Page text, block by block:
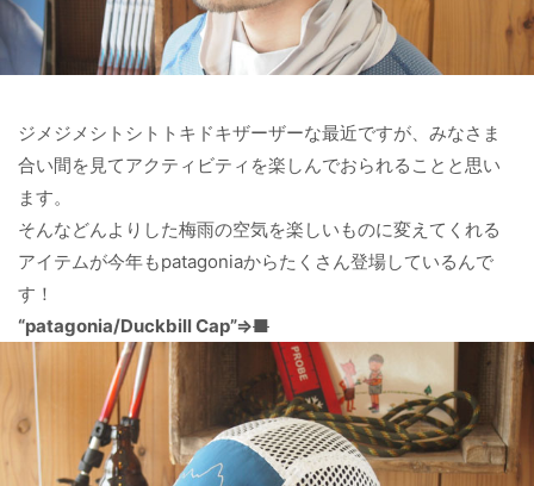
ジメジメシトシトトキドキザーザーな最近ですが、みなさま
合い間を見てアクティビティを楽しんでおられることと思い
ます。
そんなどんよりした梅雨の空気を楽しいものに変えてくれる
アイテムが今年もpatagoniaからたくさん登場しているんで
す！
“patagonia/Duckbill Cap”⇒■